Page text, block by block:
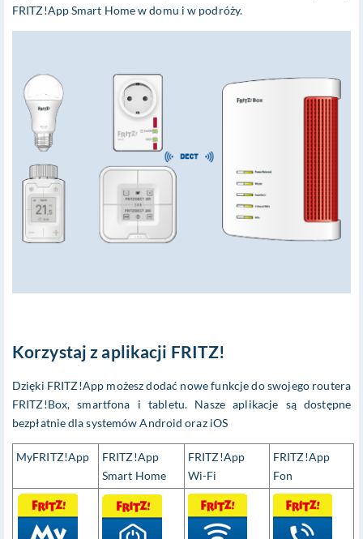
FRITZ!App Smart Home w domu i w podróży.
Korzystaj z aplikacji FRITZ!
Dzięki FRITZ!App możesz dodać nowe funkcje do swojego routera
FRITZ!Box, smartfona i tabletu. Nasze aplikacje są dostępne
bezpłatnie dla systemów Android oraz iOS
MyFRITZ!App
FRITZ!App
Smart Home
FRITZ!App
Wi-Fi
FRITZ!App
Fon